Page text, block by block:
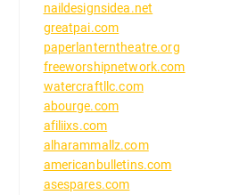
naildesignsidea.net
greatpai.com
paperlanterntheatre.org
freeworshipnetwork.com
watercraftllc.com
abourge.com
afiliixs.com
alharammallz.com
americanbulletins.com
asespares.com